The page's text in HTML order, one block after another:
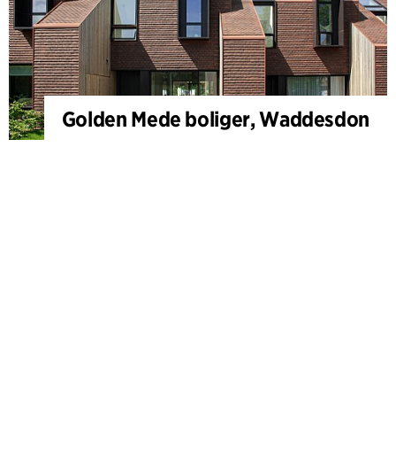
Golden Mede boliger, Waddesdon